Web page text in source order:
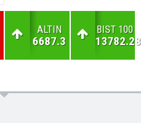
ALTIN
6687.3
BIST 100
13782.28